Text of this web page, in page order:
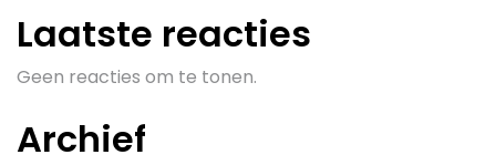
Laatste reacties
Geen reacties om te tonen.
Archief